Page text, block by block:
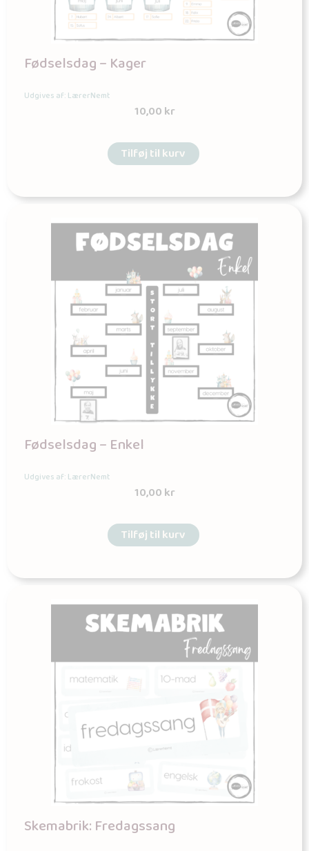
Fødselsdag – Kager
Udgives af: LærerNemt
10,00kr
Tilføj til kurv
Fødselsdag – Enkel
Udgives af: LærerNemt
10,00kr
Tilføj til kurv
Skemabrik: Fredagssang